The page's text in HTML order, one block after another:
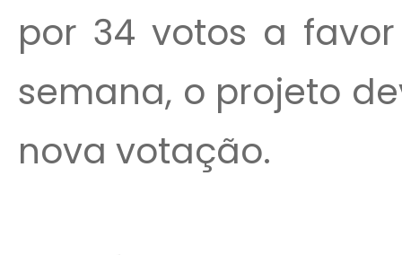
por 34 votos a
semana, o projeto
nova votação.